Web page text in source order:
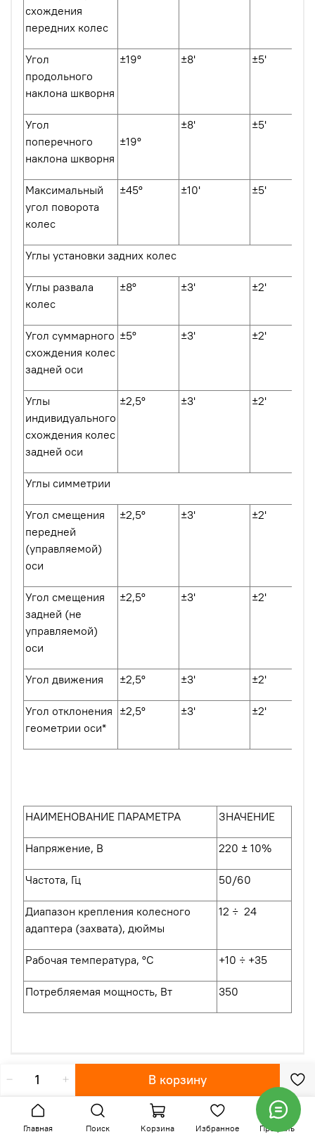
В корзину
схождения
передних колес
Угол
продольного
наклона шкворня
±19º ±8' ±5'
Угол
поперечного
наклона шкворня
±19º
±8' ±5'
Максимальный
угол поворота
колес
±45º ±10' ±5'
Углы установки задних колес
Углы развала
колес
±8º ±3' ±2'
Угол суммарного
схождения колес
задней оси
±5º ±3' ±2'
Углы
индивидуального
схождения колес
задней оси
±2,5º ±3' ±2'
Углы симметрии
Угол смещения
передней
(управляемой)
оси
±2,5º ±3' ±2'
Угол смещения
задней (не
управляемой)
оси
±2,5º ±3' ±2'
Угол движения ±2,5º ±3' ±2'
Угол отклонения
геометрии оси*
±2,5º ±3' ±2'
НАИМЕНОВАНИЕ ПАРАМЕТРА ЗНАЧЕНИЕ
Напряжение, В 220 ± 10%
Частота, Гц 50/60
Диапазон крепления колесного
адаптера (захвата), дюймы
12 ÷ 24
Рабочая температура, °С +10 ÷ +35
Потребляемая мощность, Вт 350
Характеристики
Отзывы
Главная Поиск Корзина Избранное Профиль